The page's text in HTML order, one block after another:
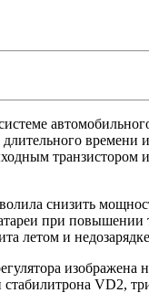
длительного
транзистором
снизить
при
летом и
изображена
VD2,